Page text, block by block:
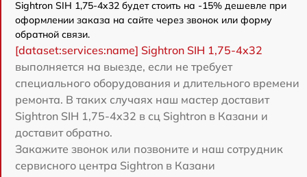
Sightron SIH 1,75-4x32 будет стоить на -15% дешевле при
оформлении заказа на сайте через звонок или форму
обратной связи.
[dataset:services:name] Sightron SIH 1,75-4x32
выполняется на выезде, если не требует
специального оборудования и длительного времени
ремонта. В таких случаях наш мастер доставит
Sightron SIH 1,75-4x32 в сц Sightron в Казани и
доставит обратно.
Закажите звонок или позвоните и наш сотрудник
сервисного центра Sightron в Казани